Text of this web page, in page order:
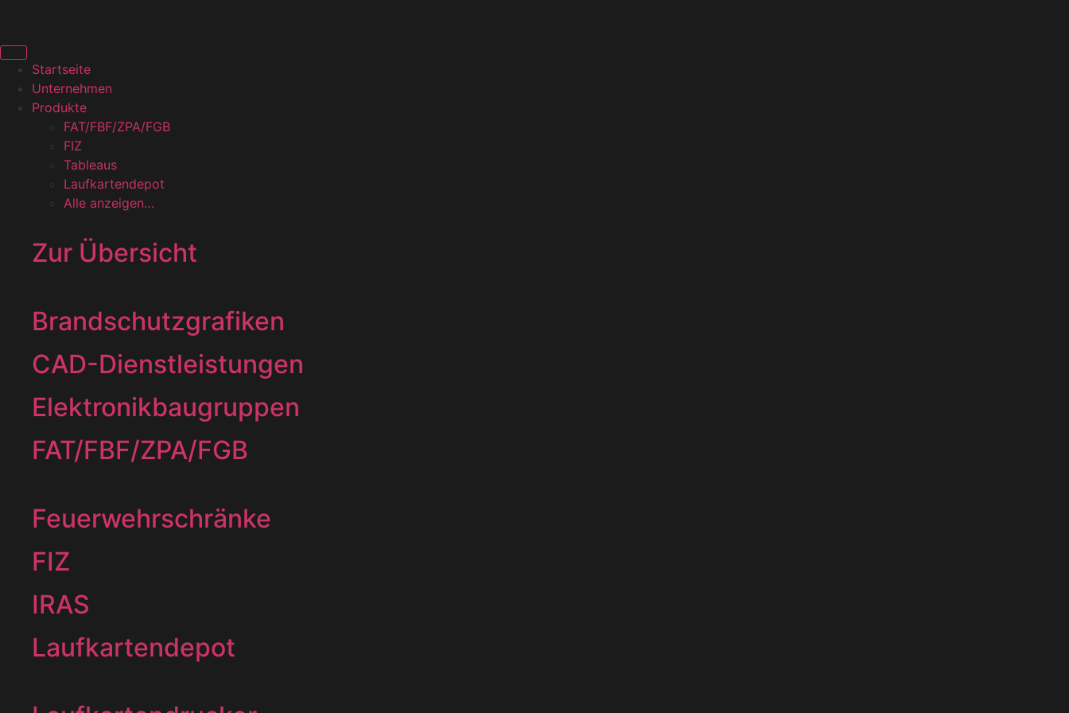
Startseite
Unternehmen
Produkte
FAT/FBF/ZPA/FGB
FIZ
Tableaus
Laufkartendepot
Alle anzeigen…
Zur Übersicht
Brandschutzgrafiken
CAD-Dienstleistungen
Elektronikbaugruppen
FAT/FBF/ZPA/FGB
Feuerwehrschränke
FIZ
IRAS
Laufkartendepot